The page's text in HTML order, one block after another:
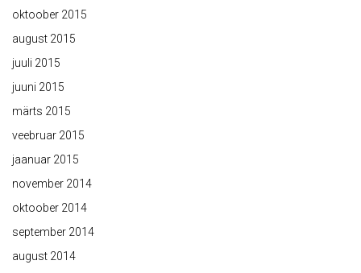
oktoober 2015
august 2015
juuli 2015
juuni 2015
märts 2015
veebruar 2015
jaanuar 2015
november 2014
oktoober 2014
september 2014
august 2014